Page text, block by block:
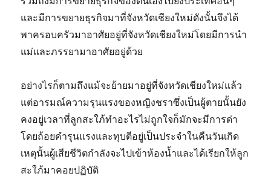
และมีการขยายธุรกิจมาที่จังหวัดเชียงใหม่ดังนั้นจึงได้
พาครอบครัวมาอาศัยอยู่ที่จังหวัดเชียงใหม่โดยมีการนำ
แม่และภรรยามาอาศัยอยู่ด้วย
อย่างไรก็ตามถึงแม้จะย้ายมาอยู่ที่จังหวัดเชียงใหม่แล้ว
แต่อารมณ์ความรุนแรงของหญิงชราซึ่งเป็นผู้ตายนั้นยัง
คงอยู่เวลาที่ลูกสะใภ้ทำอะไรไม่ถูกใจก็มักจะมีการด่า
โดยถ้อยคำรุนแรงและทุบตีอยู่เป็นประจำในคืนวันเกิด
เหตุนั้นผู้เสียชีวิตกำลังจะไปเข้าห้องน้ำและได้เรียกให้ลูก
สะใภ้มาคอยปฏิบัติ